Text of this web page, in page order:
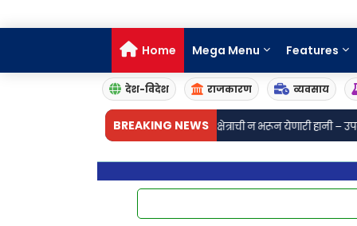
Home Mega Menu Features
देश-विदेश राजकारण व्यवसाय
BREAKING NEWS
कुलकर्णी यांच्या निधनाने साहित्य क्षेत्राची न भरून येणारी हानी – उपसभापती